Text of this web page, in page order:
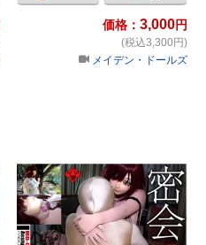
価格： 3,000円
(税込3,300円)
メイデン・ドールズ